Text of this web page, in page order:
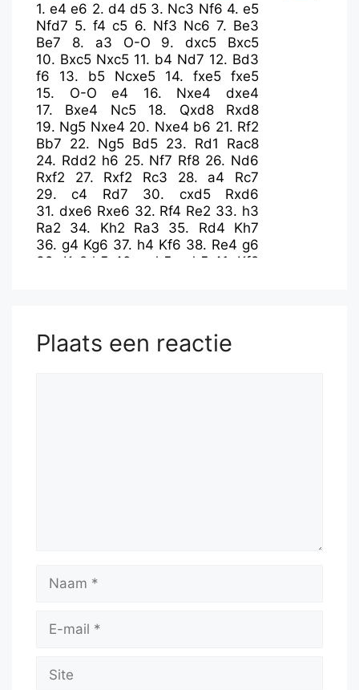
1.e4 e6 2. d4 d5 3. Nc3 Nf6 4.e5
Nfd7 5.f4 c5 6. Nf3 Nc6 7. Be3
Be7
8. a3 O-O 9.dxc5
Bxc5
10. Bxc5 Nxc5 11. b4 Nd7 12. Bd3
f6
13. b5 Ncxe5 14. fxe5 fxe5
15. O-O e4 16. Nxe4
dxe4
17. Bxe4 Nc5 18. Qxd8
Rxd8
19. Ng5 Nxe4 20. Nxe4 b6 21. Rf2
Bb7 22. Ng5 Bd5 23. Rd1
Rac8
24. Rdd2 h6 25. Nf7 Rf8 26. Nd6
Rxf2
27. Rxf2 Rc3 28. a4
Rc7
29.c4 Rd7 30. cxd5
Rxd6
31. dxe6 Rxe6 32. Rf4 Re2 33. h3
Ra2
34. Kh2 Ra3 35. Rd4
Kh7
36. g4 Kg6 37. h4 Kf6 38. Re4 g6
39. Kg2 h5 40. gxh5 gxh5 41. Kf2
Plaats een reactie
Naam
Site